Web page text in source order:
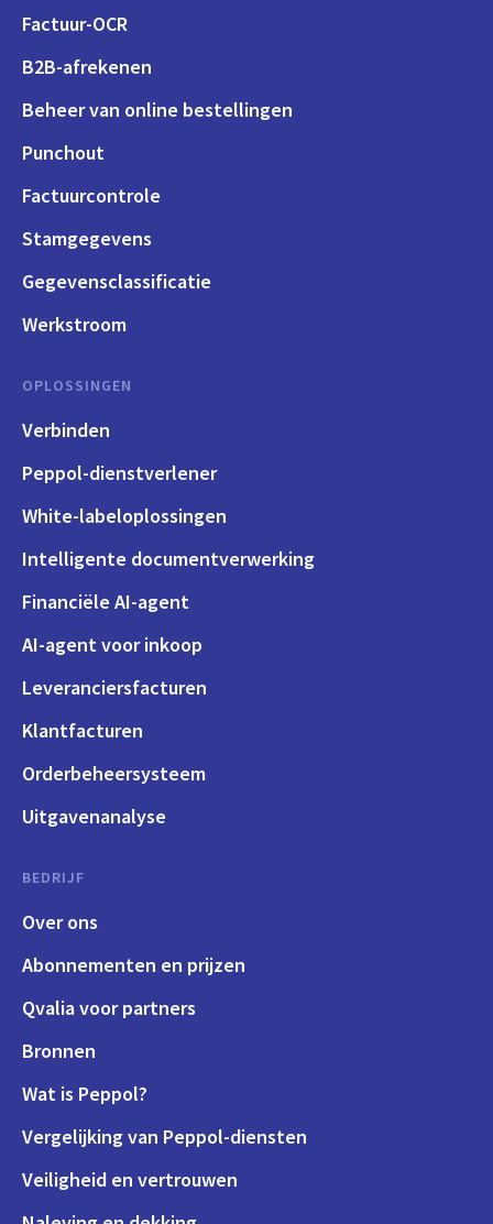
Factuur-OCR
B2B-afrekenen
Beheer van online bestellingen
Punchout
Factuurcontrole
Stamgegevens
Gegevensclassificatie
Werkstroom
OPLOSSINGEN
Verbinden
Peppol-dienstverlener
White-labeloplossingen
Intelligente documentverwerking
Financiële AI-agent
AI-agent voor inkoop
Leveranciersfacturen
Klantfacturen
Orderbeheersysteem
Uitgavenanalyse
BEDRIJF
Over ons
Abonnementen en prijzen
Qvalia voor partners
Bronnen
Wat is Peppol?
Vergelijking van Peppol-diensten
Veiligheid en vertrouwen